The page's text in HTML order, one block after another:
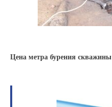
Цена метра бурения скважины